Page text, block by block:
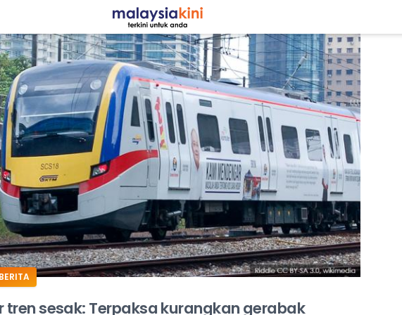
ADS
tren sesak: Terpaksa kurangkan gerabak